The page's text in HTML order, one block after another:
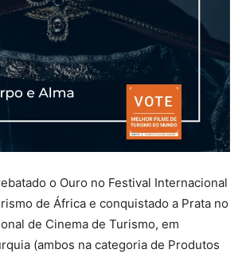
o Ouro no Festival Internacional
de África e conquistado a Prata no
de Cinema de Turismo, em
(ambos na categoria de Produtos